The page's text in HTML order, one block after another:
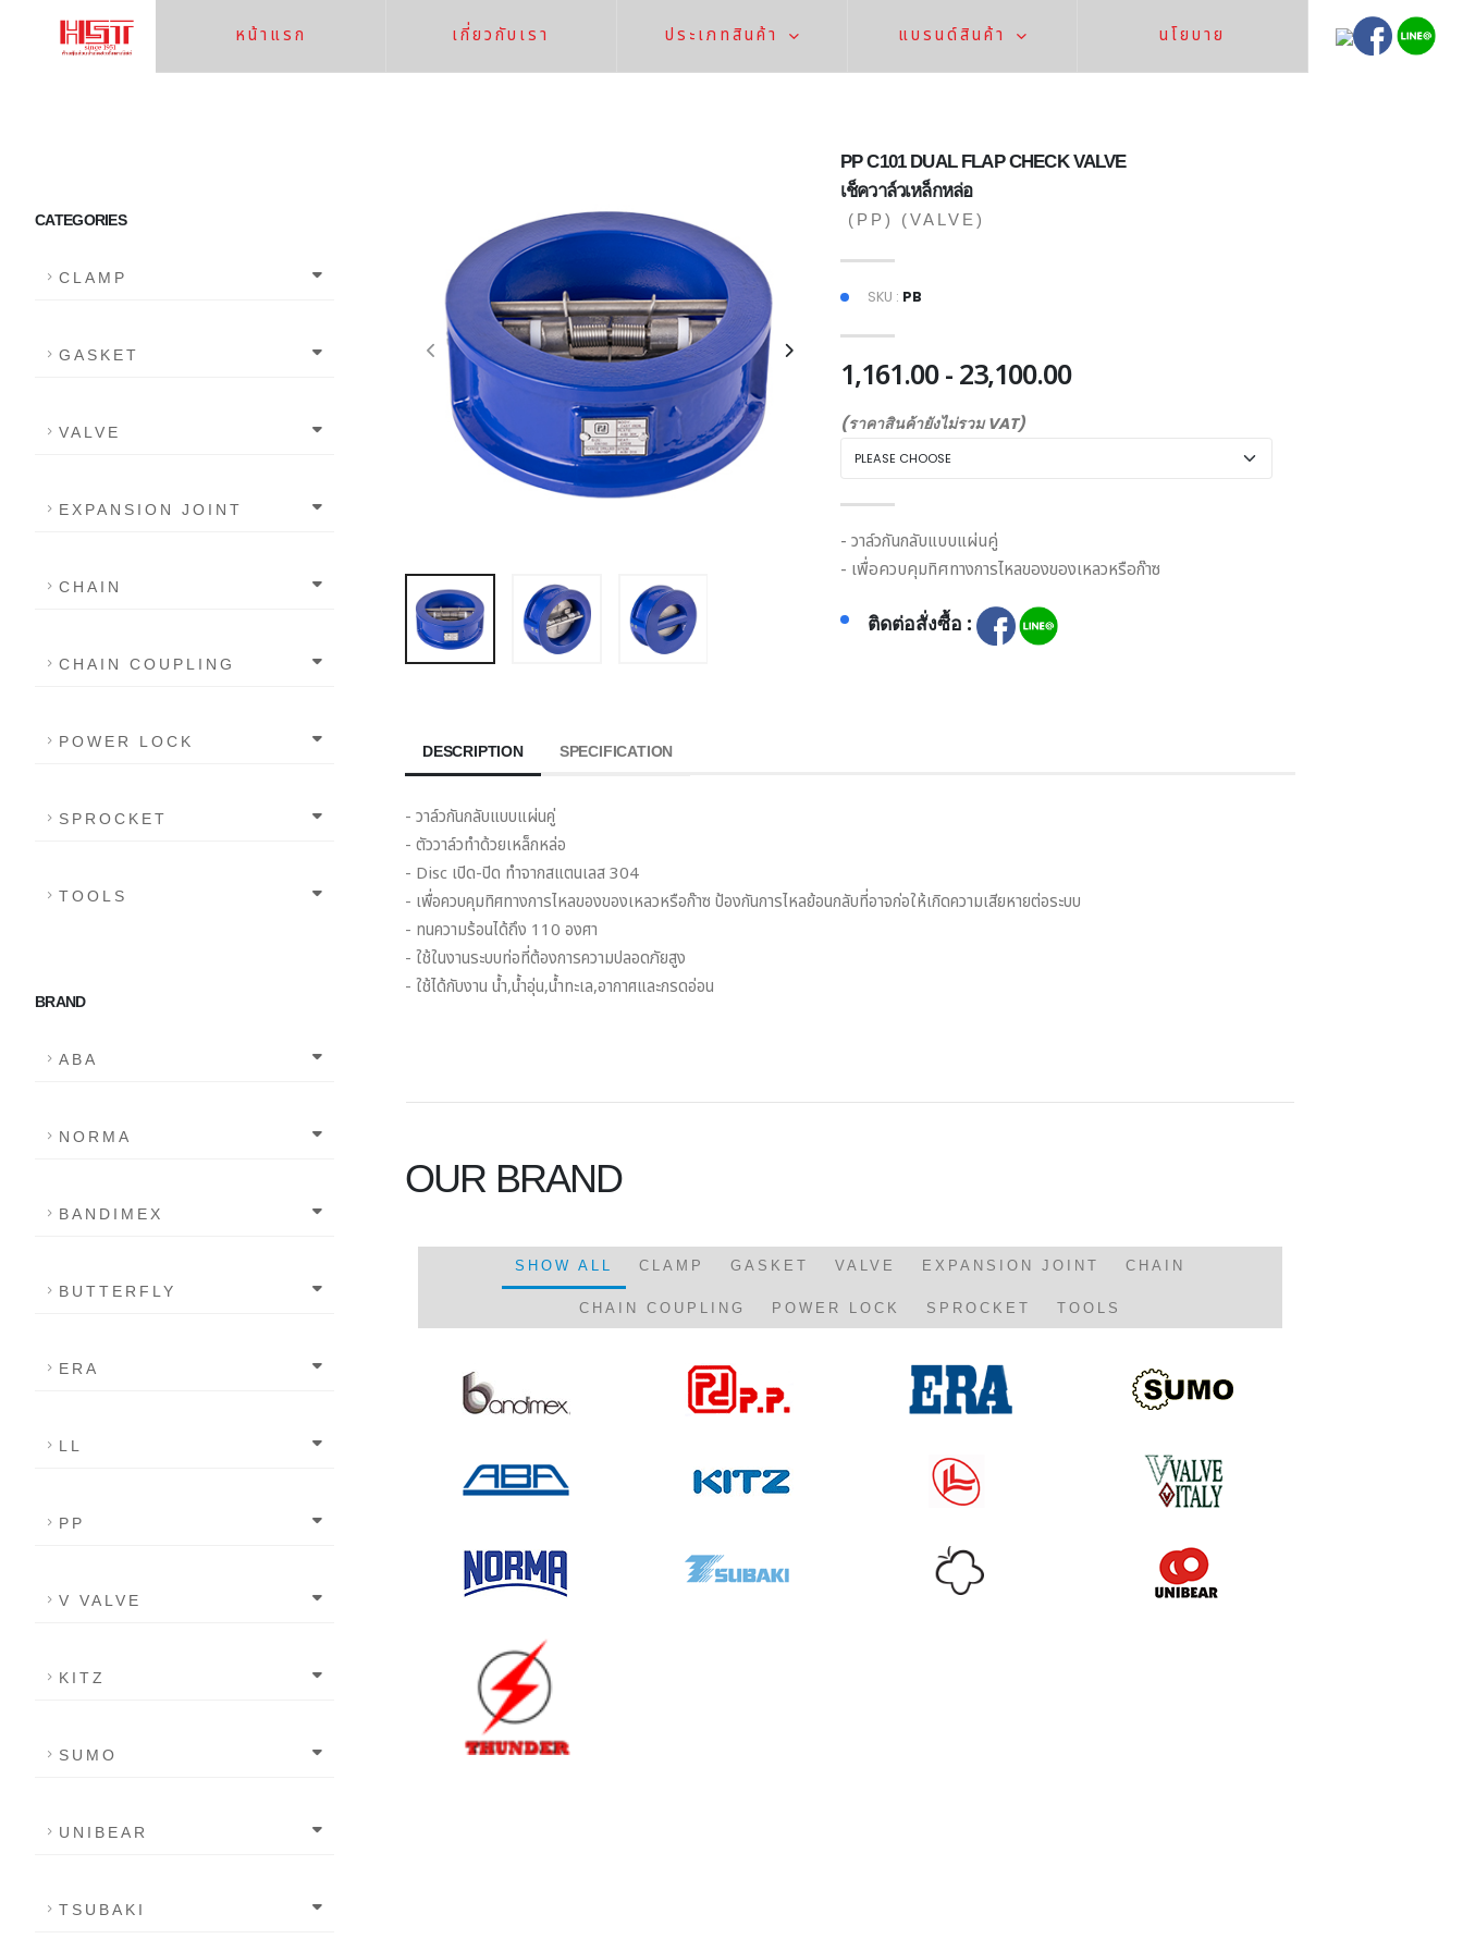
หน้าแรก เกี่ยวกับเรา ประเภทสินค้า แบรนด์สินค้า นโยบาย
CATEGORIES
CLAMP
GASKET
VALVE
EXPANSION JOINT
CHAIN
CHAIN COUPLING
POWER LOCK
SPROCKET
TOOLS
BRAND
ABA
NORMA
BANDIMEX
BUTTERFLY
ERA
LL
PP
V VALVE
KITZ
SUMO
UNIBEAR
TSUBAKI
PP C101 DUAL FLAP CHECK VALVE
เช็ควาล์วเหล็กหล่อ
(PP) (VALVE)
SKU : PB
1,161.00 - 23,100.00
(ราคาสินค้ายังไม่รวม VAT)
- วาล์วกันกลับแบบแผ่นคู่
- เพื่อควบคุมทิศทางการไหลของของเหลวหรือก๊าซ
ติดต่อสั่งซื้อ :
DESCRIPTION SPECIFICATION
- วาล์วกันกลับแบบแผ่นคู่
- ตัววาล์วทำด้วยเหล็กหล่อ
- Disc เปิด-ปิด ทำจากสแตนเลส 304
- เพื่อควบคุมทิศทางการไหลของของเหลวหรือก๊าซ ป้องกันการไหลย้อนกลับที่อาจก่อให้เกิดความเสียหายต่อระบบ
- ทนความร้อนได้ถึง 110 องศา
- ใช้ในงานระบบท่อที่ต้องการความปลอดภัยสูง
- ใช้ได้กับงาน น้ำ,น้ำอุ่น,น้ำทะเล,อากาศและกรดอ่อน
OUR BRAND
SHOW ALL CLAMP GASKET VALVE EXPANSION JOINT CHAIN
CHAIN COUPLING POWER LOCK SPROCKET TOOLS